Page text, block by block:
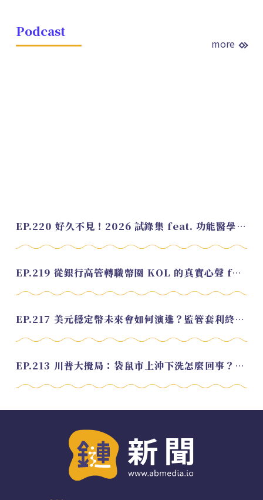
Podcast
more
EP.220 好久不見！2026 試錄集 feat. 功能醫學營養師 美寶
EP.219 從銀行高管轉職幣圈 KOL 的真實心聲 feat.龜大
EP.217 美元穩定幣未來會如何演進？監管套利終將收斂？feat. 研究員 余哲安
EP.213 川普大攪局：袋鼠市上沖下洗怎麼回事？feat. Alvin